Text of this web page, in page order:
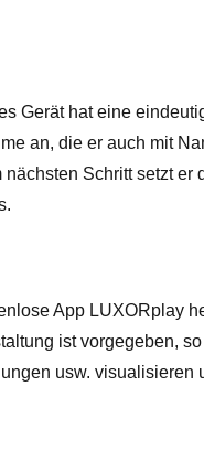
Gerät hat eine
an, die er auch mit
Schritt setzt er
App LUXORplay
ist vorgegeben,
usw. visualisieren